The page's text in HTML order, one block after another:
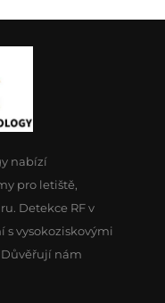
nabízí
pro letiště,
Detekce RF v
s vysokoziskovými
nám